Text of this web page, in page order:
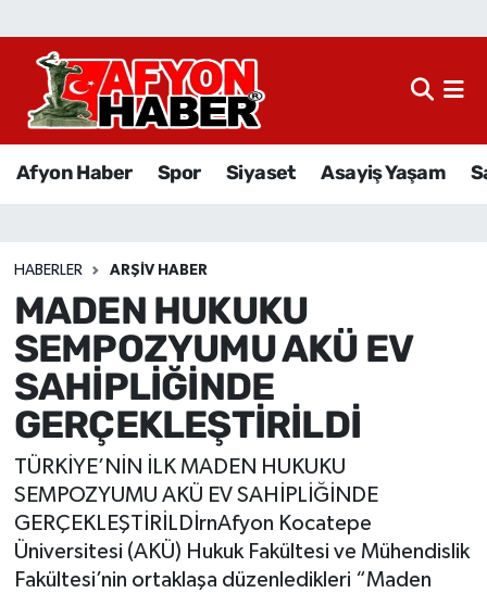
Afyon Haber Spor Siyaset Asayiş Yaşam
HABERLER ARŞIV HABER
MADEN HUKUKU
SEMPOZYUMU AKÜ EV
SAHİPLİĞİNDE
GERÇEKLEŞTİRİLDİ
TÜRKİYE’NİN İLK MADEN HUKUKU
SEMPOZYUMU AKÜ EV SAHİPLİĞİNDE
GERÇEKLEŞTİRİLDİrnAfyon Kocatepe
Üniversitesi (AKÜ) Hukuk Fakültesi ve Mühendislik
Fakültesi’nin ortaklaşa düzenledikleri “Maden
Afyon Haber
Sağlık
Eğitim
Sivil Toplum
Ekonomi
Magazin
Etkinlikler